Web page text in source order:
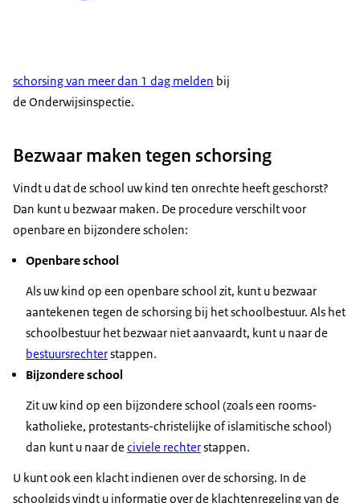
schorsing van meer dan 1 dag melden bij
de Onderwijsinspectie.
Bezwaar maken tegen schorsing
Vindt u dat de school uw kind ten onrechte heeft geschorst?
Dan kunt u bezwaar maken. De procedure verschilt voor
openbare en bijzondere scholen:
Openbare school
Als uw kind op een openbare school zit, kunt u bezwaar
aantekenen tegen de schorsing bij het schoolbestuur. Als het
schoolbestuur het bezwaar niet aanvaardt, kunt u naar de
bestuursrechterstappen.
Bijzondere school
Zit uw kind op een bijzondere school (zoals een rooms-
katholieke, protestants-christelijke of islamitische school)
dan kunt u naar de civiele rechterstappen.
U kunt ook een klacht indienen over de schorsing. In de
schoolgids vindt u informatie over de klachtenregeling van de